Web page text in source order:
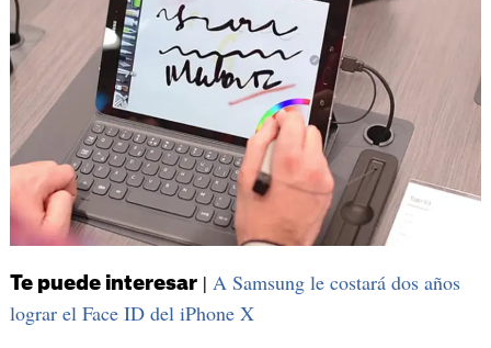
Te puede interesar| A Samsung le costará dos años
lograr el Face ID del iPhone X